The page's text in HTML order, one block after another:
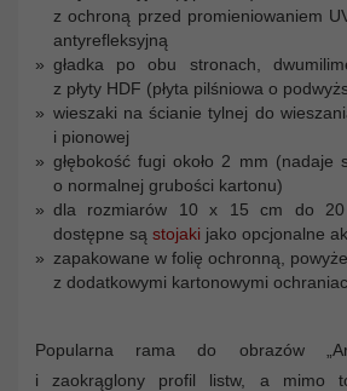
z ochroną przed promieniowaniem
antyrefleksyjną
gładka po obu stronach,
z płyty HDF (płyta pilśniowa o
wieszaki na ścianie tylnej do
i pionowej
głębokość fugi około 2 mm (nadaje
o normalnej grubości kartonu)
dla rozmiarów 10 x 15 cm do 20
dostępne są stojaki jako opcjonalne
zapakowane w folię ochronną,
z dodatkowymi kartonowymi
Popularna rama do obrazów
i zaokrąglony profil listw, a mimo